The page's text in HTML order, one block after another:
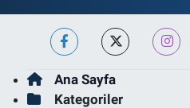
Ana Sayfa
Kategoriler